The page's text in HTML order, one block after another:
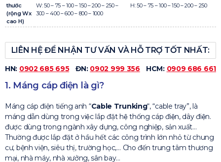
thước
(rộng Wx
cao H)
W: 50 – 75 – 100 – 150 – 200 – 250 –
300 – 400 – 600 – 800 – 1000
H: 50 – 75 – 100 – 150 – 200 – 250
LIÊN HỆ ĐỂ NHẬN TƯ VẤN VÀ HỖ TRỢ TỐT NHẤT:
HN: 0902 685 695 ĐN: 0902 999 356 HCM: 0909 686 661
1. Máng cáp điện là gì?
Máng cáp điện tiếng anh “Cable Trunking“, “cable tray”, là
máng dẫn dùng trong việc lắp đặt hệ thống cáp điện, dây điện.
được dùng trong ngành xây dựng, công nghiệp, sản xuất…
Thường được lắp đặt ở hầu hết các công trình lớn nhỏ từ chung
cư, bệnh viện, siêu thị, trường học,… Cho đến trung tâm thương
mại, nhà máy, nhà xưởng, sân bay…